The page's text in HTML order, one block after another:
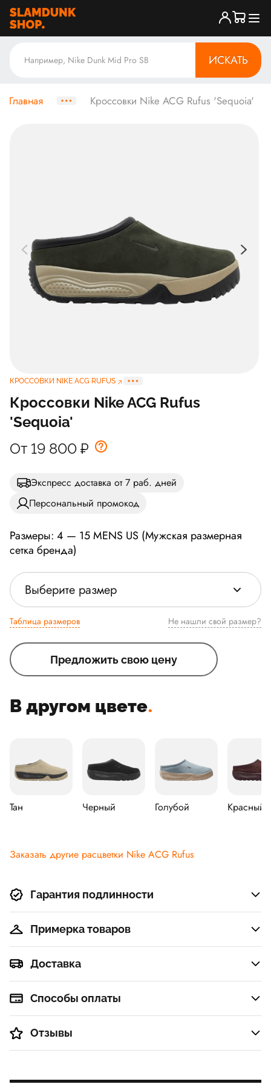
ИСКАТЬ
Главная Кроссовки Nike ACG Rufus 'Sequoia'
КРОССОВКИ NIKE ACG RUFUS
Кроссовки Nike ACG Rufus
'Sequoia'
От 19 800 ₽
Экспресс доставка от 7 раб. дней
Персональный промокод
Размеры: 4 — 15 MENS US (Мужская размерная
сетка бренда)
Выберите размер
Таблица размеров Не нашли свой размер?
Предложить свою цену
В другом цвете.
Тан Черный Голубой Красный
Заказать другие расцветки Nike ACG Rufus
Гарантия подлинности
Примерка товаров
Доставка
Способы оплаты
Отзывы